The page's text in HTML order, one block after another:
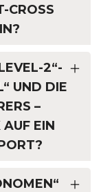
CROSS
2“-
UND DIE
–
EIN